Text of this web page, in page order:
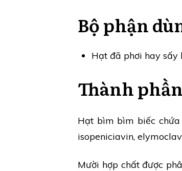
Bộ phận
Hạt đã phơi hay sấy
Thành
Hạt bìm bìm biếc chứa
isopeniciavin,
Mười hợp chất được